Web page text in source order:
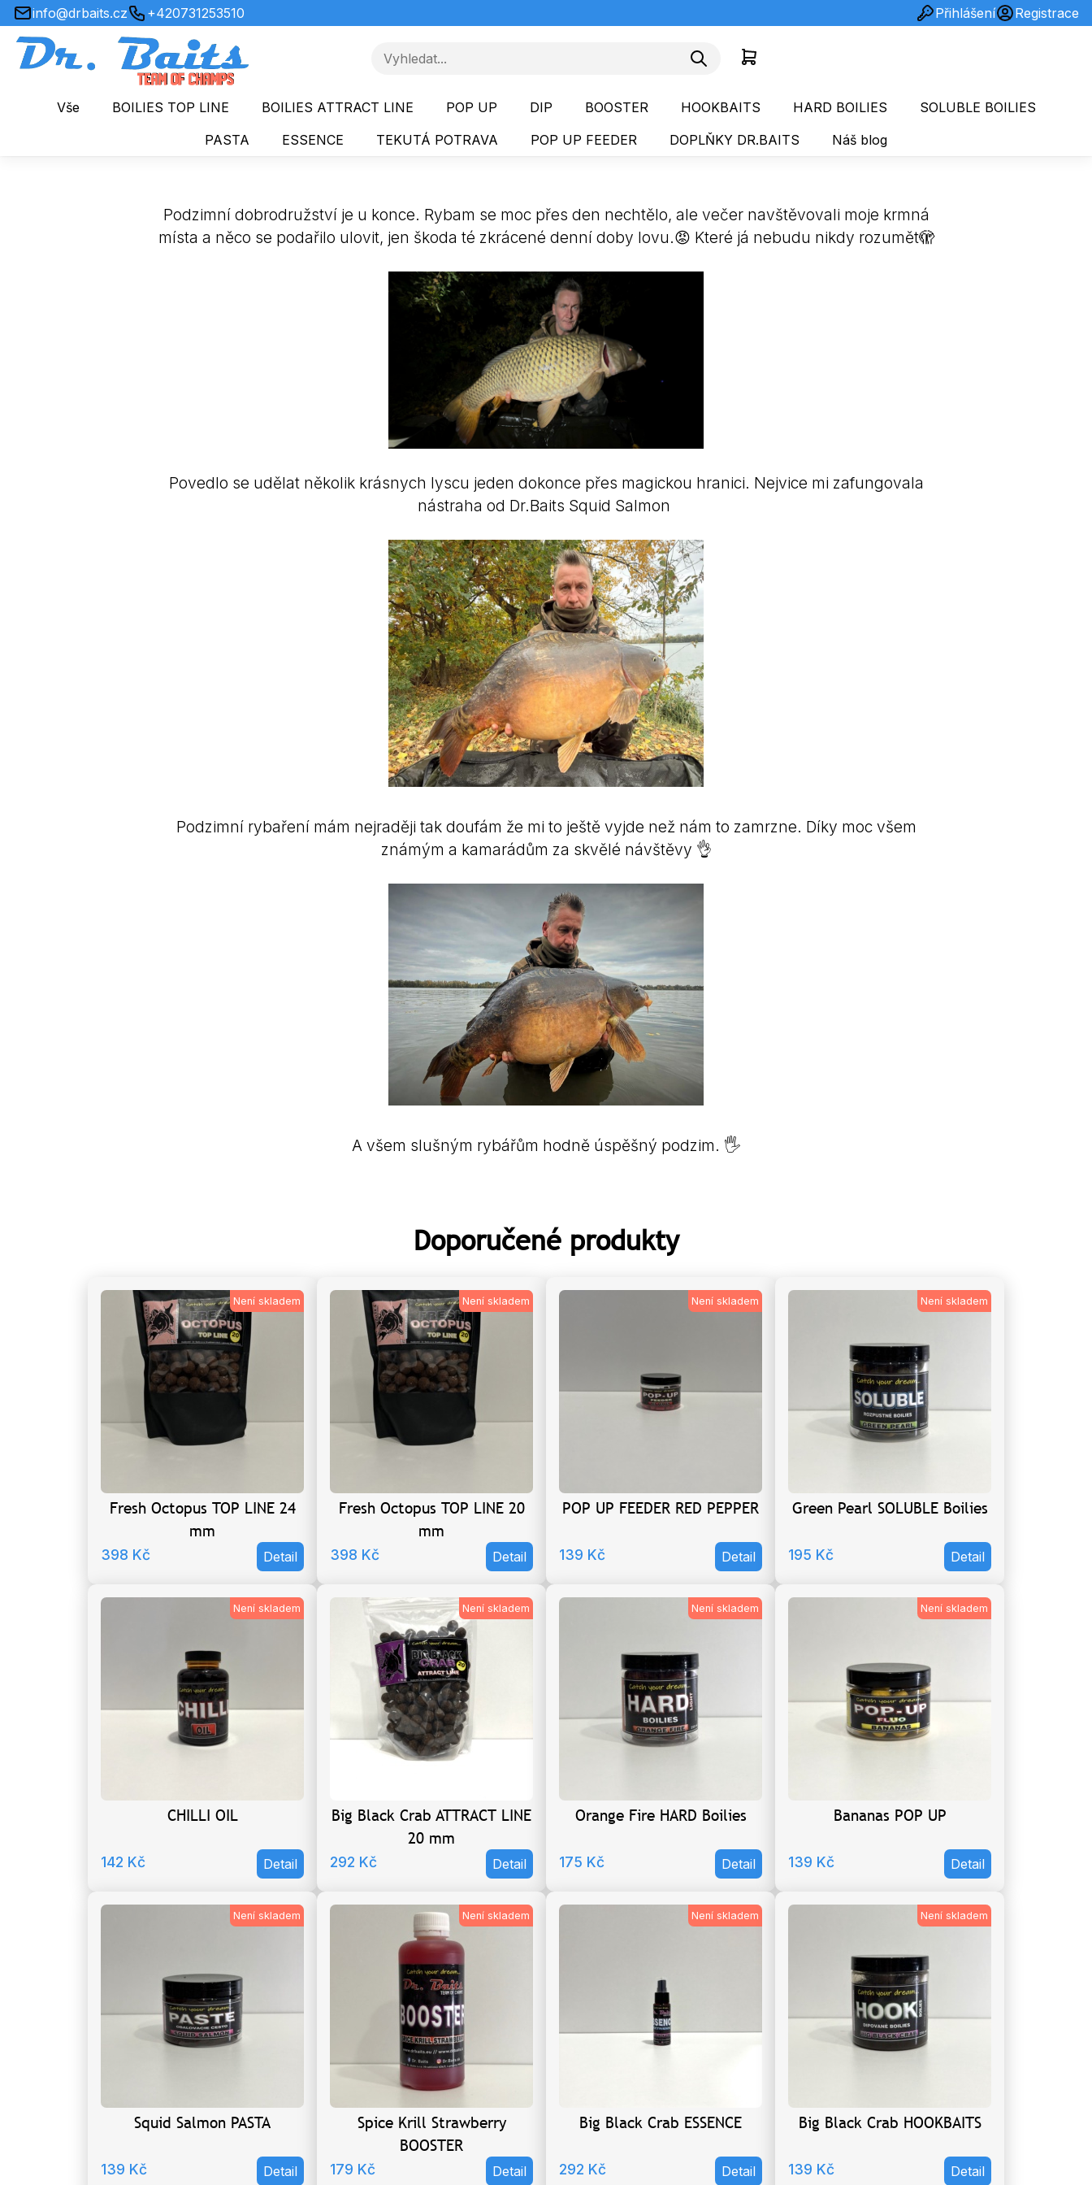
info@drbaits.cz +420731253510 Přihlášení Registrace
Vše BOILIES TOP LINE BOILIES ATTRACT LINE POP UP DIP BOOSTER HOOKBAITS HARD BOILIES
SOLUBLE BOILIES
PASTA
ESSENCE TEKUTÁ POTRAVA POP UP FEEDER DOPLŇKY DR.BAITS Náš blog
Podzimní dobrodružství je u konce. Rybam se moc přes den nechtělo, ale večer navštěvovali moje krmná
místa a něco se podařilo ulovit, jen škoda té zkrácené denní doby lovu.😡 Které já nebudu nikdy rozumět🫣
Povedlo se udělat několik krásnych lyscu jeden dokonce přes magickou hranici. Nejvice mi zafungovala
nástraha od Dr.Baits Squid Salmon
Podzimní rybaření mám nejraději tak doufám že mi to ještě vyjde než nám to zamrzne. Díky moc všem
známým a kamarádům za skvělé návštěvy 👌
A všem slušným rybářům hodně úspěšný podzim. 🖐
Doporučené produkty
Není skladem
Fresh Octopus TOP LINE 24
mm
398 Kč Detail
Není skladem
Fresh Octopus TOP LINE 20
mm
398 Kč Detail
Není skladem
POP UP FEEDER RED PEPPER
139 Kč Detail
Není skladem
Green Pearl SOLUBLE Boilies
195 Kč Detail
Není skladem
CHILLI OIL
142 Kč Detail
Není skladem
Big Black Crab ATTRACT LINE
20 mm
292 Kč Detail
Není skladem
Orange Fire HARD Boilies
175 Kč Detail
Není skladem
Bananas POP UP
139 Kč Detail
Není skladem
Squid Salmon PASTA
139 Kč Detail
Není skladem
Spice Krill Strawberry
BOOSTER
179 Kč Detail
Není skladem
Big Black Crab ESSENCE
292 Kč Detail
Není skladem
Big Black Crab HOOKBAITS
139 Kč Detail